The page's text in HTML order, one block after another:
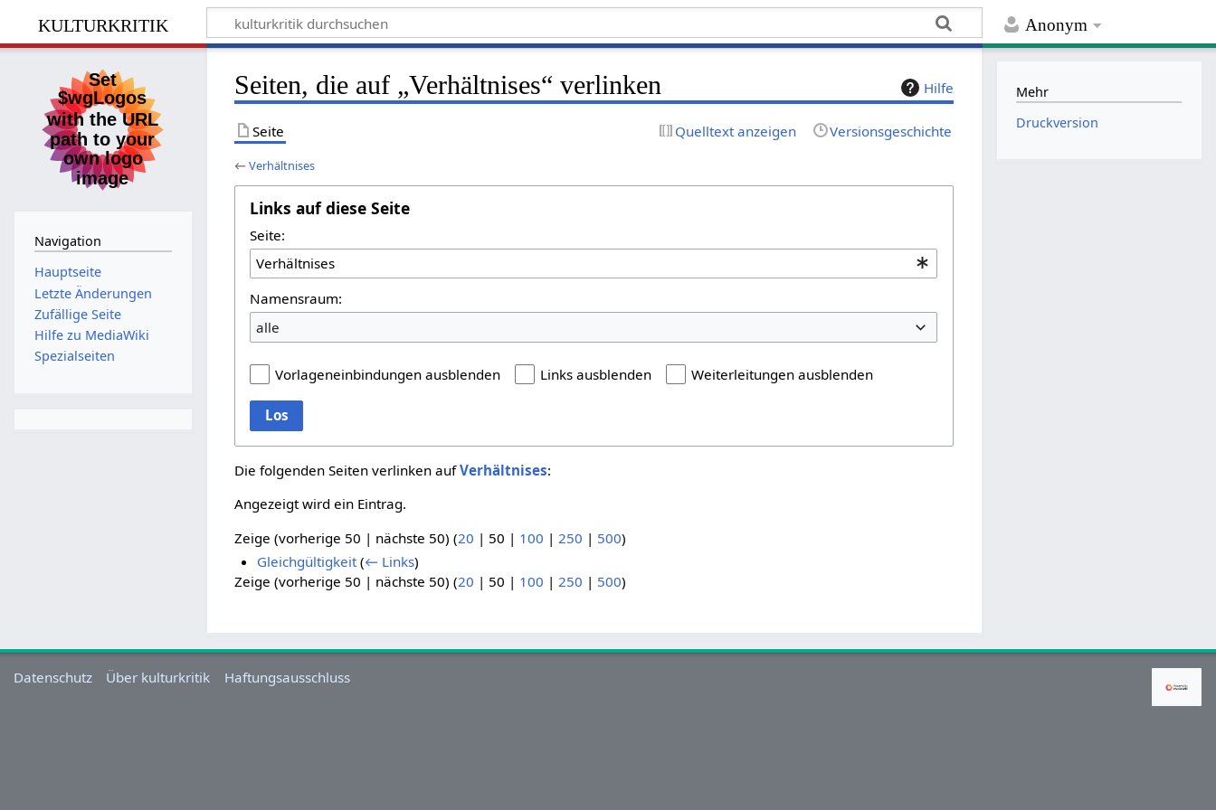
Anonym
kulturkritik
Hilfe
Seiten, die auf „Verhältnises“ verlinken
Seite Quelltext anzeigen Versionsgeschichte
←Verhältnises
Links auf diese Seite
Seite:
Namensraum:
alle
Vorlageneinbindungen ausblenden Links ausblenden Weiterleitungen ausblenden
Los
Die folgenden Seiten verlinken aufVerhältnises:
Angezeigt wird ein Eintrag.
Zeige (vorherige 50 | nächste 50) (20 | 50 | 100 | 250 | 500)
Gleichgültigkeit (← Links)
Zeige (vorherige 50 | nächste 50) (20 | 50 | 100 |250 | 500)
Navigation
Hauptseite
Letzte Änderungen
Zufällige Seite
Hilfe zu MediaWiki
Spezialseiten
Mehr
Druckversion
Datenschutz Über kulturkritik Haftungsausschluss